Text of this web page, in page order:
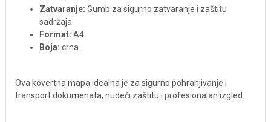
Zatvaranje: Gumb za sigurno zatvaranje i zaštitu
sadržaja
Format: A4
Boja: crna
Ova kovertna mapa idealna je za sigurno pohranjivanje i
transport dokumenata, nudeći zaštitu i profesionalan izgled.